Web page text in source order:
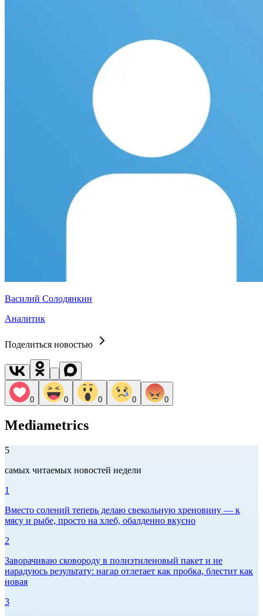
Василий Солодянкин
Аналитик
Поделиться новостью
0 0 0 0 0
Mediametrics
5
самых читаемых новостей недели
1
Вместо солений теперь делаю свекольную хреновину — к
мясу и рыбе, просто на хлеб, обалденно вкусно
2
Заворачиваю сковороду в полиэтиленовый пакет и не
нарадуюсь результату: нагар отлетает как пробка, блестит как
новая
3